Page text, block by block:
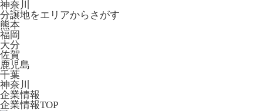
神奈川
分譲地をエリアからさがす
熊本
福岡
大分
佐賀
鹿児島
千葉
神奈川
企業情報
企業情報TOP